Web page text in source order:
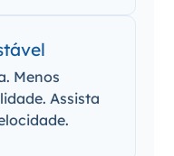
Menos
Assista